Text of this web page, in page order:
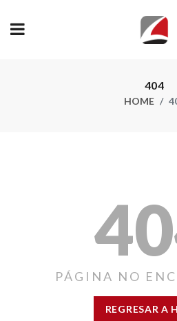
404
HOME
PÁGINA NO
REGRESAR A